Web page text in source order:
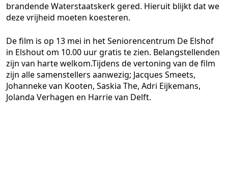
brandende Waterstaatskerk gered. Hieruit blijkt dat we
deze vrijheid moeten koesteren.
De film is op 13 mei in het Seniorencentrum De Elshof
in Elshout om 10.00 uur gratis te zien. Belangstellenden
zijn van harte welkom.Tijdens de vertoning van de film
zijn alle samenstellers aanwezig; Jacques Smeets,
Johanneke van Kooten, Saskia The, Adri Eijkemans,
Jolanda Verhagen en Harrie van Delft.